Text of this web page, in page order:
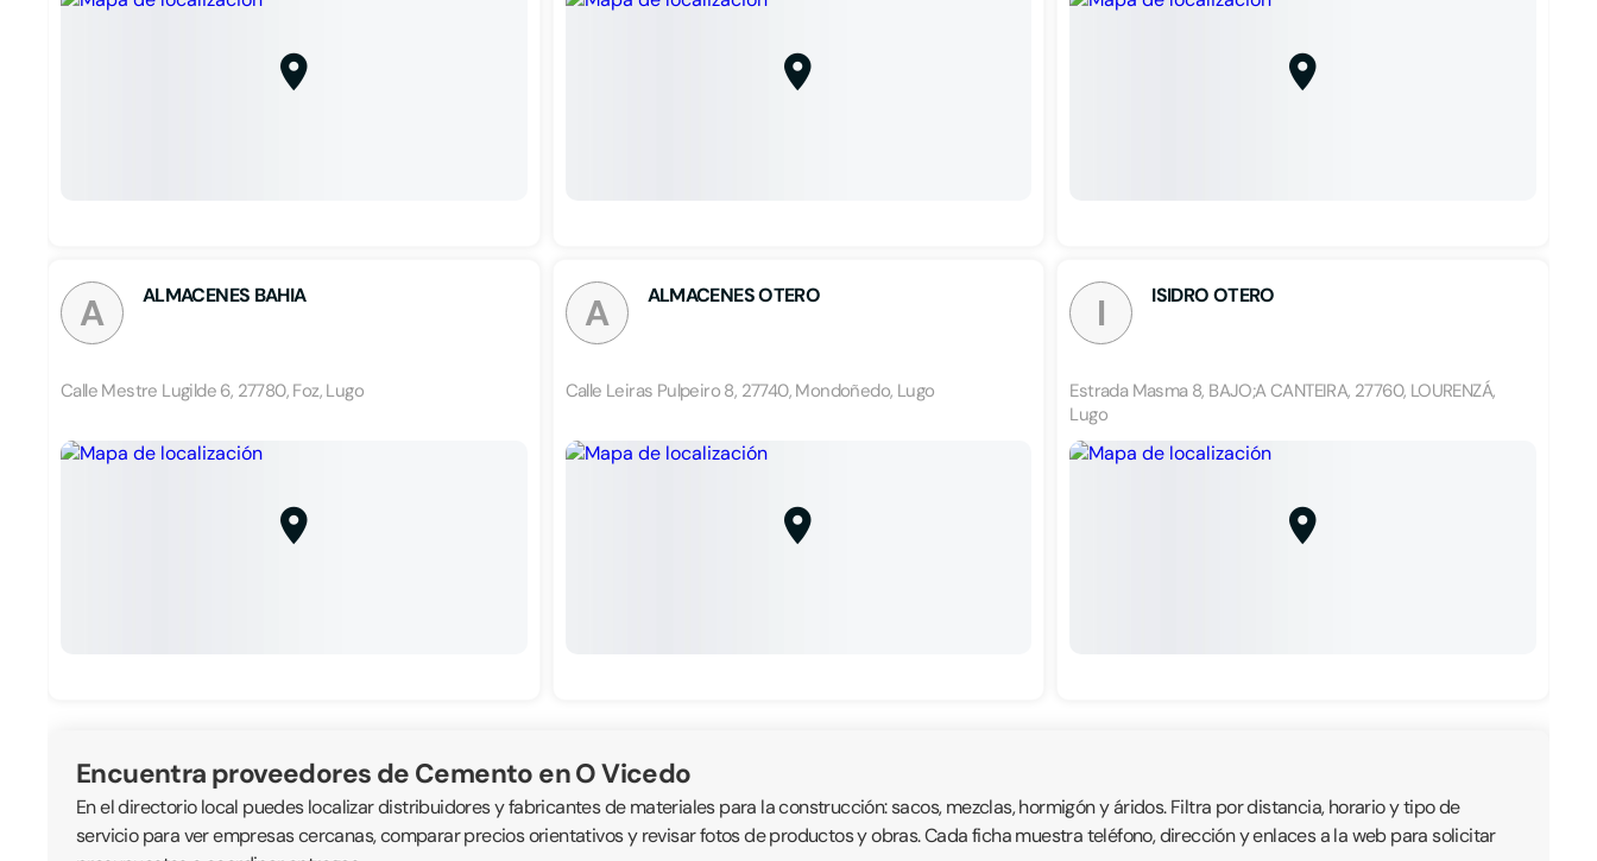
A ALMACENES BAHIA
Calle Mestre Lugilde 6, 27780, Foz, Lugo
A ALMACENES OTERO
Calle Leiras Pulpeiro 8, 27740, Mondoñedo, Lugo
I ISIDRO OTERO
Estrada Masma 8, BAJO;A CANTEIRA, 27760, LOURENZÁ,
Lugo
Encuentra proveedores de Cemento en O Vicedo
En el directorio local puedes localizar distribuidores y fabricantes de materiales para la construcción: sacos, mezclas, hormigón y áridos. Filtra por distancia, horario y tipo de
servicio para ver empresas cercanas, comparar precios orientativos y revisar fotos de productos y obras. Cada ficha muestra teléfono, dirección y enlaces a la web para solicitar